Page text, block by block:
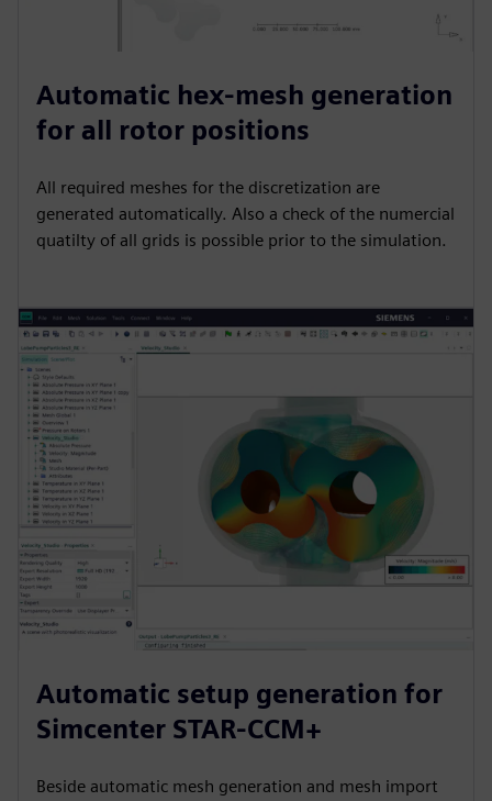
Automatic hex-mesh generation
for all rotor positions
All required meshes for the discretization are
generated automatically. Also a check of the numercial
quatilty of all grids is possible prior to the simulation.
Automatic setup generation for
Simcenter STAR-CCM+
Beside automatic mesh generation and mesh import